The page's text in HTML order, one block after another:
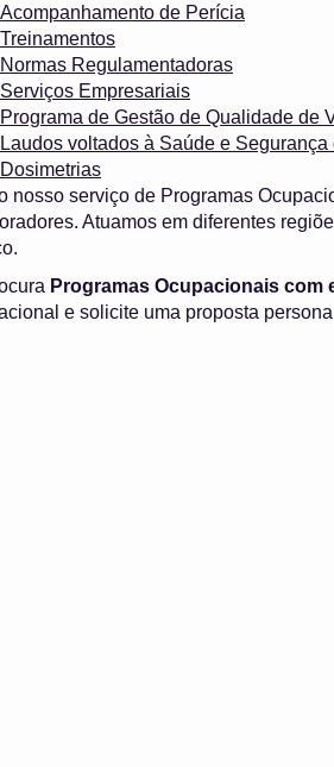
Acompanhamento de Perícia
Treinamentos
Normas Regulamentadoras
Serviços Empresariais
Programa de Gestão de Qualidade de
Laudos voltados à Saúde e Segurança
Dosimetrias
nosso serviço de Programas
Atuamos em diferentes
Programas Ocupacionais com
e solicite uma proposta